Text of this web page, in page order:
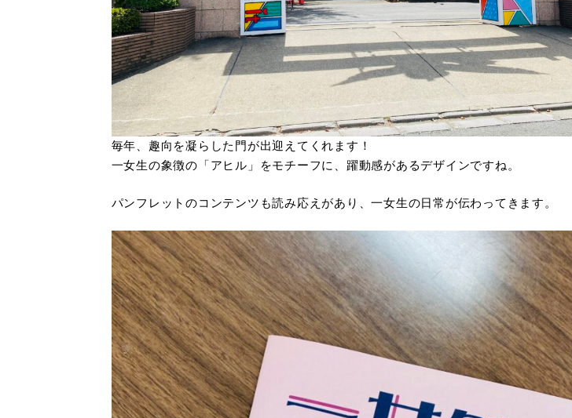
毎年、趣向を凝らした門が出迎えてくれます！
一女生の象徴の「アヒル」をモチーフに、躍動感があるデザインですね。
パンフレットのコンテンツも読み応えがあり、一女生の日常が伝わってきます。